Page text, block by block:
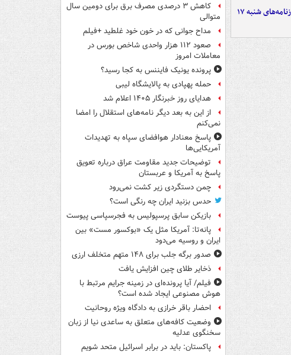
صفحه نخست روزنامه‌های شنبه ۱۷
کاهش ۳ درصدی مصرف برق برای دومین سال
متوالی
مداح جوانی که در خون خود غلطید +فیلم
صعود ۱۱۲ هزار واحدی شاخص بورس در
معاملات امروز
پرونده یونیک فایننس به کجا رسید؟
حمله پهپادی به پالایشگاه لیبی
هدایای روز خبرنگار ۱۴۰۵ اعلام شد
از این به بعد دیگر نامه‌های استقلال را امضا
نمی‌کنم
پاسخ معنادار هوافضای سپاه به تهدیدات
آمریکایی‌ها
توضیحات جدید مقاومت عراق درباره تعویق
پاسخ به آمریکا و عربستان
چمن دستگردی زیر کشت نمی‌رود
حدس بزنید ایران چه رنگی است؟
بازیکن سابق پرسپولیس به فجرسپاسی پیوست
پانه‌تا: آمریکا مثل یک «بوکسور مست» بین
ایران و روسیه می‌دود
صدور برگه جلب برای ۱۴۸ متهم متخلف ارزی
ذخایر طلای چین افزایش یافت
فیلم/ آیا پرونده‌ای در زمینه جرایم مرتبط با
هوش مصنوعی ایجاد شده است؟
احضار باقر خرازی به دادگاه ویژه روحانیت
وضعیت کافه‌های متعلق به ساعدی نیا از زبان
سخنگوی عدلیه
پاکستان: باید در برابر اسرائیل متحد شویم